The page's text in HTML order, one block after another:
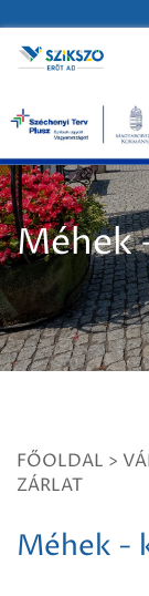
Méhek
FŐOLDAL >
ZÁRLAT
Méhek -